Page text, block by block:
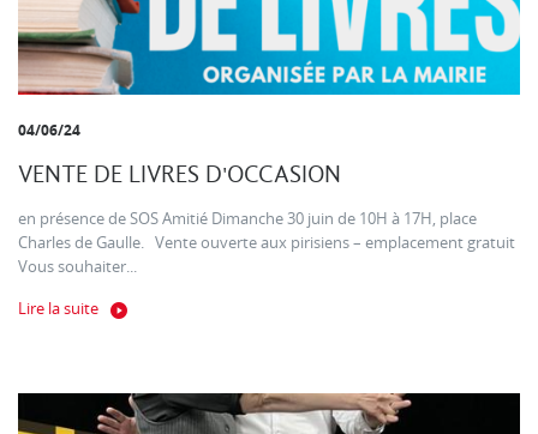
04/06/24
VENTE DE LIVRES D'OCCASION
en présence de SOS Amitié Dimanche 30 juin de 10H à 17H, place
Charles de Gaulle. Vente ouverte aux pirisiens – emplacement gratuit
Vous souhaiter...
Lire la suite